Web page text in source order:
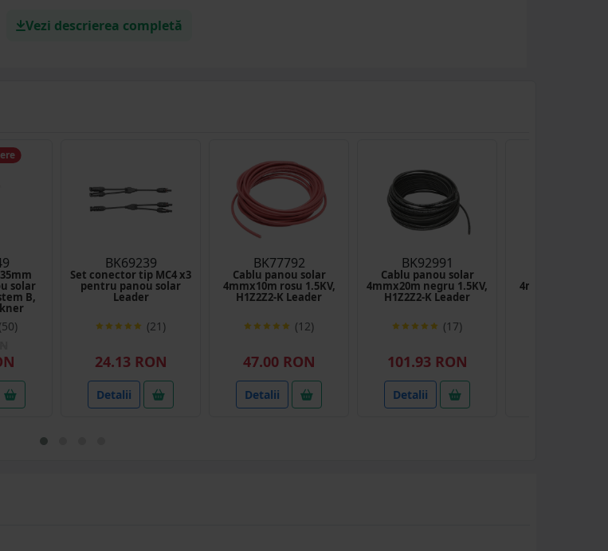
Vezi descrierea completă
solar
B,
(50)
BK69239
Set conector tip MC4 x3
pentru panou solar
Leader
(21)
24.13 RON
Detalii
BK77792
Cablu panou solar
4mmx10m rosu 1.5KV,
H1Z2Z2-K Leader
(12)
47.00 RON
Detalii
BK92991
Cablu panou solar
4mmx20m negru 1.5KV,
H1Z2Z2-K Leader
(17)
101.93 RON
Detalii
4mmx20m rosu